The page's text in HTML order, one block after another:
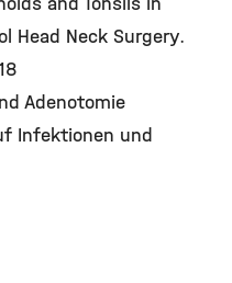
Head Neck Surgery.
Adenotomie
Infektionen und